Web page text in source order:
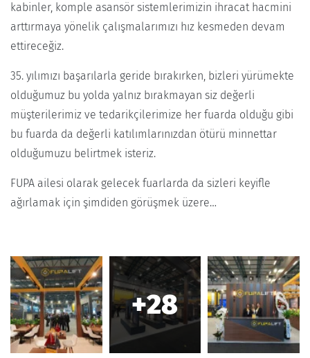
kabinler, komple asansör sistemlerimizin ihracat hacmini
arttırmaya yönelik çalışmalarımızı hız kesmeden devam
ettireceğiz.
35. yılımızı başarılarla geride bırakırken, bizleri yürümekte
olduğumuz bu yolda yalnız bırakmayan siz değerli
müşterilerimiz ve tedarikçilerimize her fuarda olduğu gibi
bu fuarda da değerli katılımlarınızdan ötürü minnettar
olduğumuzu belirtmek isteriz.
FUPA ailesi olarak gelecek fuarlarda da sizleri keyifle
ağırlamak için şimdiden görüşmek üzere…
+28